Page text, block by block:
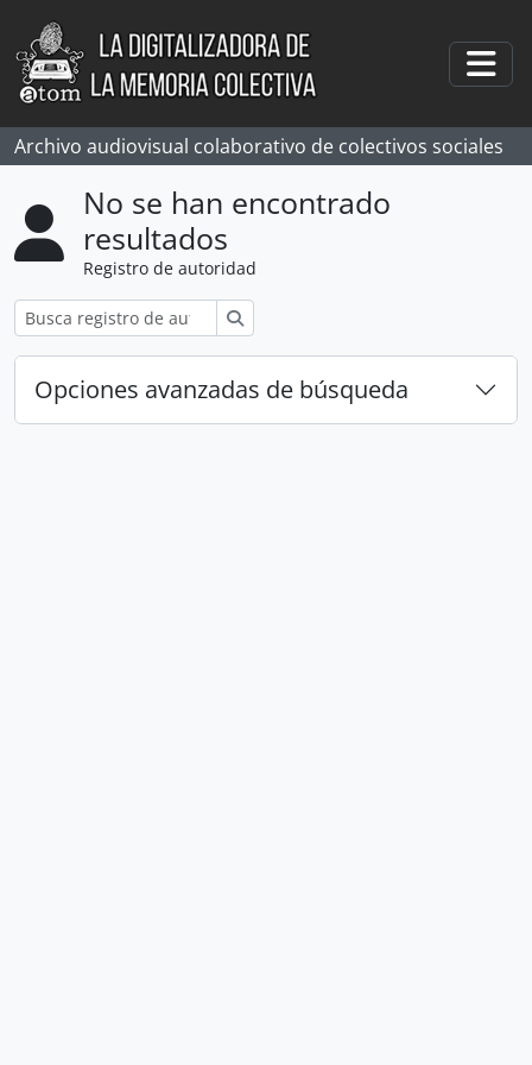
Skip to main content
Archivo audiovisual colaborativo de colectivos sociales
No se han encontrado
resultados
Registro de autoridad
Opciones avanzadas de búsqueda